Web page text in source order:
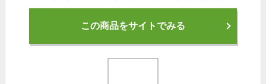
この商品をサイトでみる